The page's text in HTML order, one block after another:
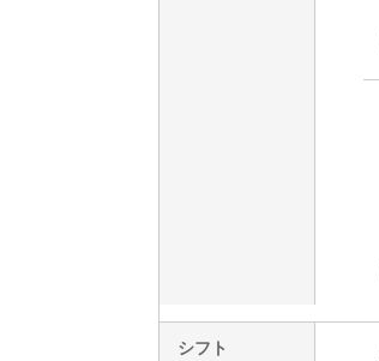
シフト